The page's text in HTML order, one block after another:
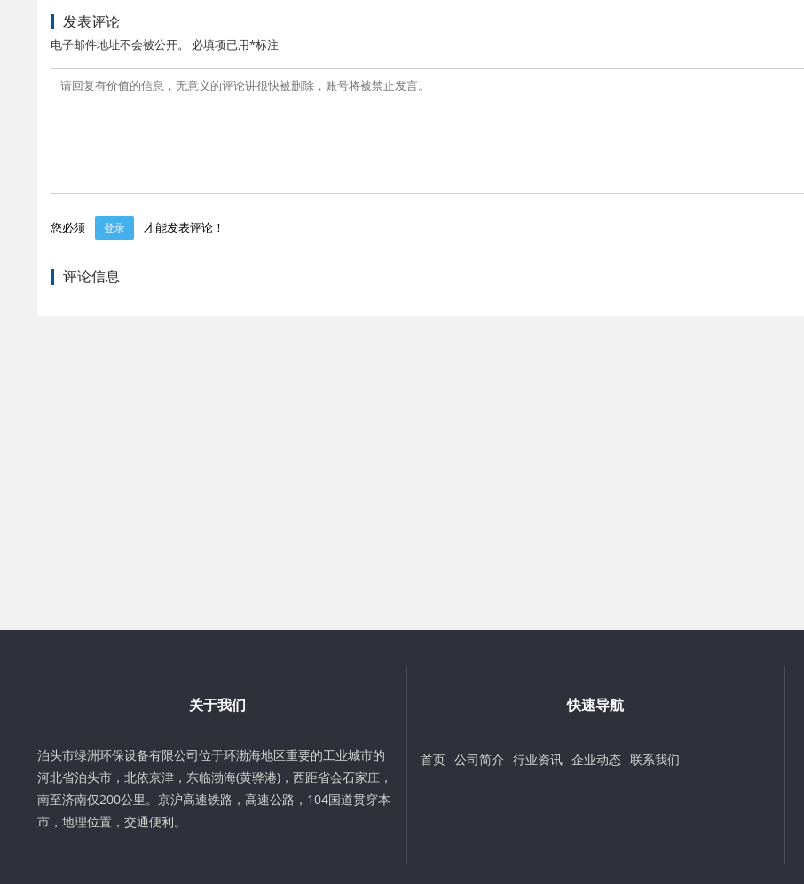
发表评论
电子邮件地址不会被公开。 必填项已用*标注
您必须 登录 才能发表评论！
评论信息
关于我们
泊头市绿洲环保设备有限公司位于环渤海地区重要的工业城市的
河北省泊头市，北依京津，东临渤海(黄骅港)，西距省会石家庄，
南至济南仅200公里。京沪高速铁路，高速公路，104国道贯穿本
市，地理位置，交通便利。
快速导航
首页 公司简介 行业资讯 企业动态 联系我们